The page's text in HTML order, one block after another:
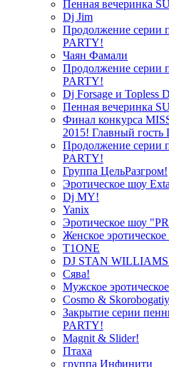
Пенная вечеринка
Dj Jim
Продолжение серии
PARTY!
Чаян Фамали
Продолжение серии
PARTY!
Dj Forsage и Topless
Пенная вечеринка
Финал конкурса
2015! Главный гость
Продолжение серии
PARTY!
Группа ЦельРазгром!
Эротическое шоу
Dj MY!
Yanix
Эротическое шоу
Женское
T1ONE
DJ STAN
Сява!
Мужское
Cosmo & Skorobogatiy
Закрытие серии
PARTY!
Magnit & Slider!
Птаха
группа Инфинити